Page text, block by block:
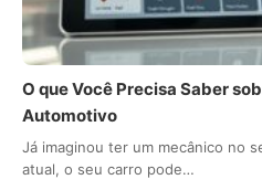
O que Você Precisa Saber
Automotivo
Já imaginou ter um mecânico no
atual, o seu carro pode…